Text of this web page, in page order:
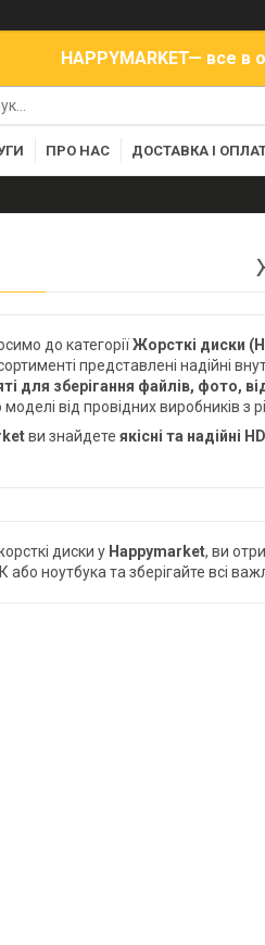
HAPPYMARKET— все в
ПРО НАС ДОСТАВКА І
до категоріїЖорсткі диски
представлені надійні
для зберігання файлів, фото,
від провідних виробників з
ви знайдете якісні та надійні
диски у Happymarket, ви
або ноутбука та зберігайте всі